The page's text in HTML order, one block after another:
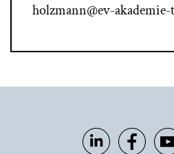
holzmann@ev-